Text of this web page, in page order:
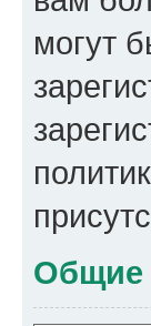
могут
Общие